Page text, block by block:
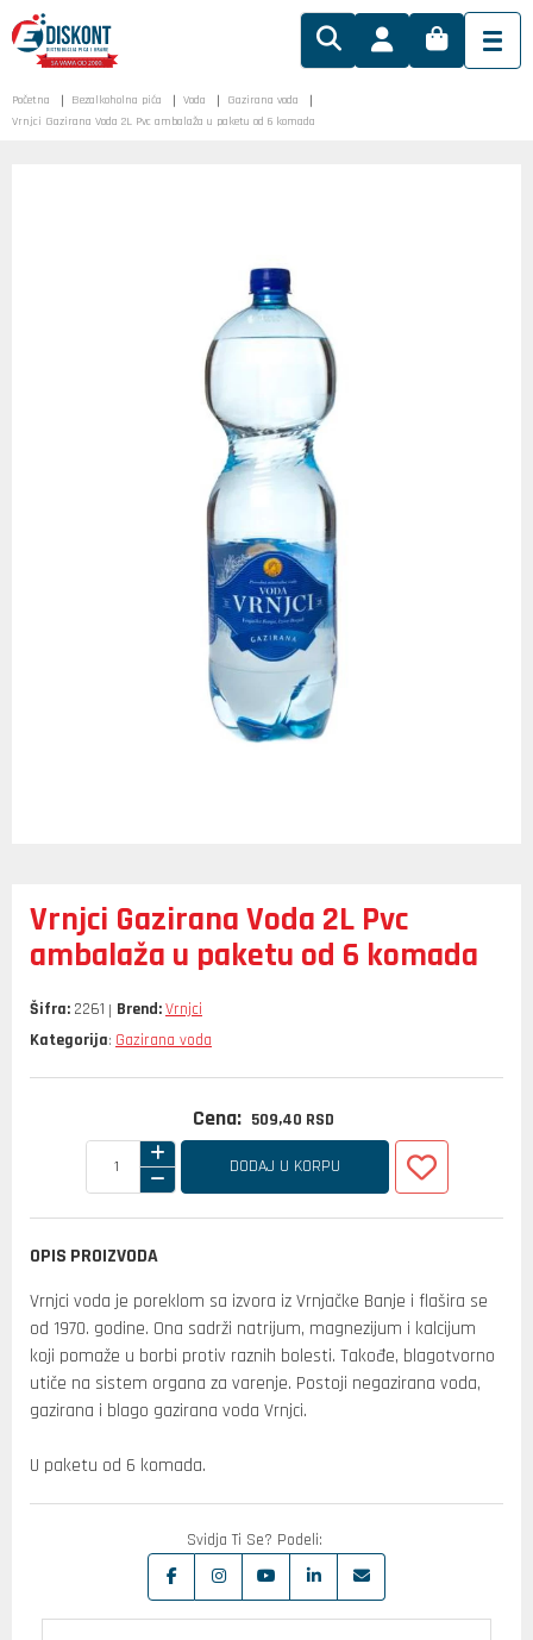
Početna Bezalkoholna pića Voda
Gazirana voda
Vrnjci Gazirana Voda 2L Pvc ambalaža u paketu od 6 komada
Vrnjci Gazirana Voda 2L Pvc
ambalaža u paketu od 6 komada
Šifra: 2261 Brend:Vrnjci
Kategorija: Gazirana voda
Cena: 509,40 RSD
DODAJ U KORPU
OPIS PROIZVODA
Vrnjci voda je poreklom sa izvora iz Vrnjačke Banje i flašira se
od 1970. godine. Ona sadrži natrijum, magnezijum i kalcijum
koji pomaže u borbi protiv raznih bolesti. Takođe, blagotvorno
utiče na sistem organa za varenje. Postoji negazirana voda,
gazirana i blago gazirana voda Vrnjci.
U paketu od 6 komada.
Svidja Ti Se? Podeli: